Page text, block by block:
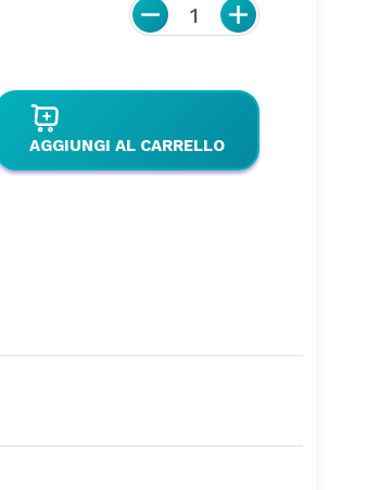
1
AGGIUNGI AL CARRELLO